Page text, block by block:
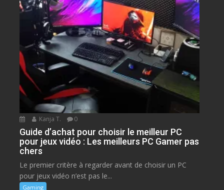
Kanja T. 0
Guide d’achat pour choisir le meilleur PC
pour jeux vidéo : Les meilleurs PC Gamer pas
chers
Le premier critère à regarder avant de choisir un PC
pour jeux vidéo n’est pas le...
Gaming